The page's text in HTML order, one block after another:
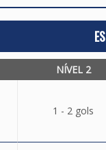
NÍVEL 2
1 - 2 gols